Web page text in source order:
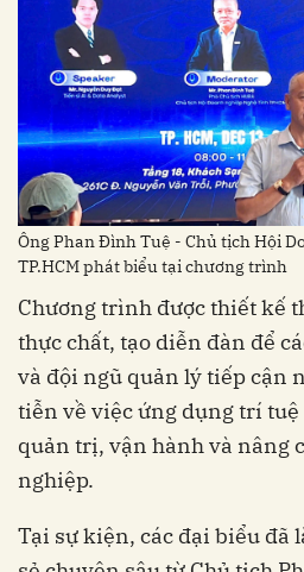
Ông Phan Đình Tuệ - Chủ tịch Hội
TP.HCM phát biểu tại chương trình
Chương trình được thiết kế
thực chất, tạo diễn đàn để
và đội ngũ quản lý tiếp cận
tiễn về việc ứng dụng trí
quản trị, vận hành và nâng
nghiệp.
Tại sự kiện, các đại biểu đã